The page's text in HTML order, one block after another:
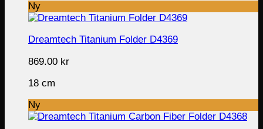
Ny
Dreamtech Titanium Folder D4369
869.00 kr
18 cm
Ny